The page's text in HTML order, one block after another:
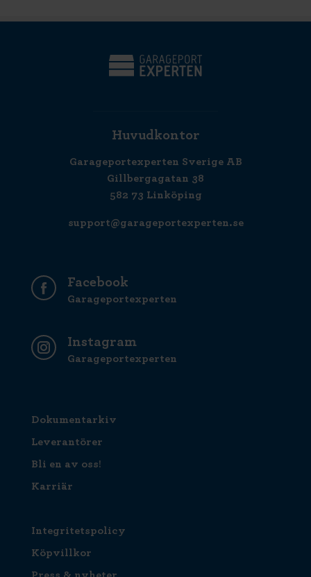
Huvudkontor
Garageportexperten Sverige AB
Gillbergagatan 38
582 73 Linköping
support@garageportexperten.se
Facebook
Garageportexperten
Instagram
Garageportexperten
Dokumentarkiv
Leverantörer
Bli en av oss!
Karriär
Integritetspolicy
Köpvillkor